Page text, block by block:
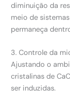
diminuição da
meio de
permaneça
3. Controle da
Ajustando o
cristalinas de
ser induzidas.